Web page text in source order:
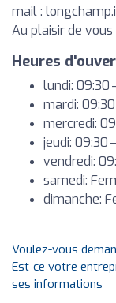
mail :
Au plaisir de vous
Heures
lundi: 09:30
mardi: 09:30
mercredi:
jeudi: 09:30
vendredi:
samedi:
dimanche:
Voulez-vous
Est-ce votre
ses informations